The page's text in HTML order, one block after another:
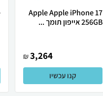
Apple Apple iPhone 17
256GB אייפון תומך ...
3,264
₪
קנו עכשיו